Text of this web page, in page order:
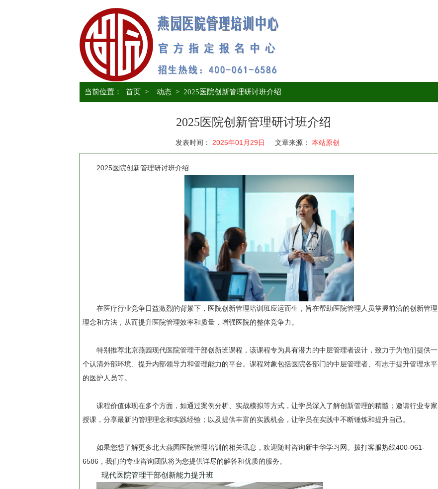
当前位置： 首页 > 动态 > 2025医院创新管理研讨班介绍
2025医院创新管理研讨班介绍
发表时间： 2025年01月29日 文章来源： 本站原创
2025医院创新管理研讨班介绍
在医疗行业竞争日益激烈的背景下，医院创新管理培训班应运而生，旨在帮助医院管理人员掌握前沿的创新管理
理念和方法，从而提升医院管理效率和质量，增强医院的整体竞争力。
特别推荐北京燕园现代医院管理干部创新班课程，该课程专为具有潜力的中层管理者设计，致力于为他们提供一
个认清外部环境、提升内部领导力和管理能力的平台。课程对象包括医院各部门的中层管理者、有志于提升管理水平
的医护人员等。
课程价值体现在多个方面，如通过案例分析、实战模拟等方式，让学员深入了解创新管理的精髓；邀请行业专家
授课，分享最新的管理理念和实践经验；以及提供丰富的实践机会，让学员在实践中不断锤炼和提升自己。
如果您想了解更多北大燕园医院管理培训的相关讯息，欢迎随时咨询新中华学习网。拨打客服热线400-061-
6586，我们的专业咨询团队将为您提供详尽的解答和优质的服务。
现代医院管理干部创新能力提升班